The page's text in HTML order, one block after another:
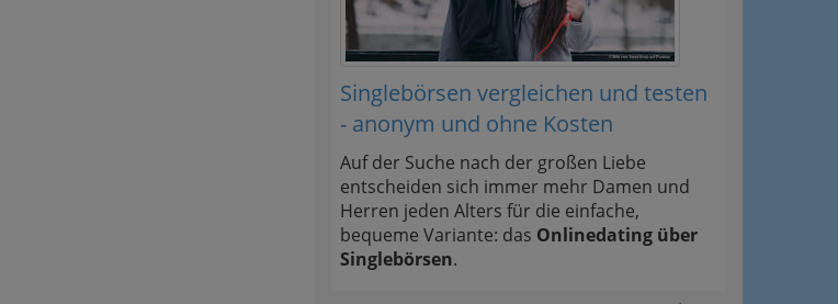
Singlebörsen vergleichen und testen
- anonym und ohne Kosten
Auf der Suche nach der großen Liebe
entscheiden sich immer mehr Damen und
Herren jeden Alters für die einfache,
bequeme Variante: das Onlinedating über
Singlebörsen.